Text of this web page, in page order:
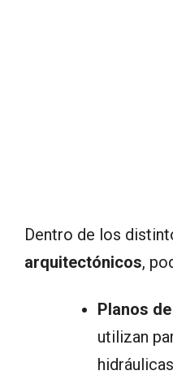
Dentro de los
arquitectónicos,
Planos
utilizan